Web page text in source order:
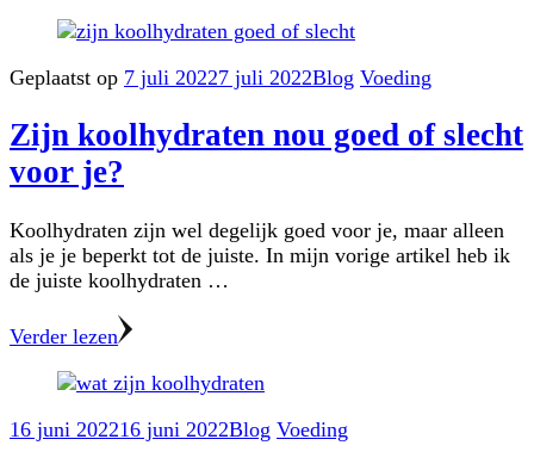
Geplaatst op 7 juli 20227 juli 2022Blog Voeding
Zijn koolhydraten nou goed of slecht
voor je?
Koolhydraten zijn wel degelijk goed voor je, maar alleen
als je je beperkt tot de juiste. In mijn vorige artikel heb ik
de juiste koolhydraten …
Verder lezen
16 juni 202216 juni 2022Blog Voeding